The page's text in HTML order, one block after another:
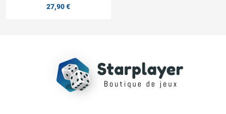
27,90 €